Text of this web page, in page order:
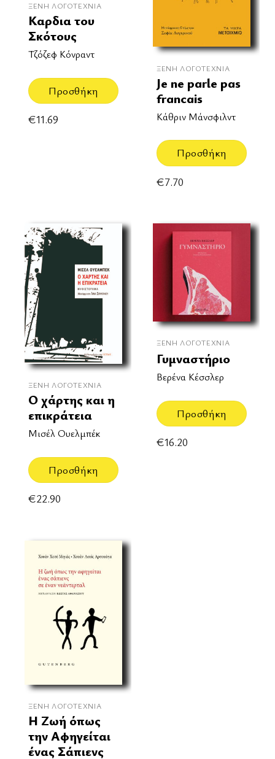
ΞΈΝΗ ΛΟΓΟΤΕΧΝΊΑ
Καρδια του
Σκότους
Τζόζεφ Κόνραντ
Προσθήκη
€11.69
ΞΈΝΗ ΛΟΓΟΤΕΧΝΊΑ
Je ne parle pas
francais
Κάθριν Μάνσφιλντ
Προσθήκη
€7.70
ΞΈΝΗ ΛΟΓΟΤΕΧΝΊΑ
Ο χάρτης και η
επικράτεια
Μισέλ Ουελμπέκ
Προσθήκη
€22.90
ΞΈΝΗ ΛΟΓΟΤΕΧΝΊΑ
Γυμναστήριο
Βερένα Κέσσλερ
Προσθήκη
€16.20
ΞΈΝΗ ΛΟΓΟΤΕΧΝΊΑ
Η Ζωή όπως
την Αφηγείται
ένας Σάπιενς